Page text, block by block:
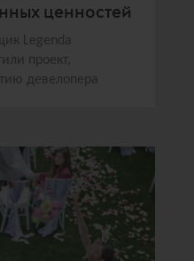
ценностей
Legenda
проект,
девелопера